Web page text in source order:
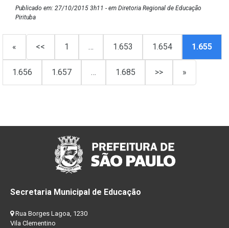
Publicado em: 27/10/2015 3h11 - em Diretoria Regional de Educação
Pirituba
« << 1 … 1.653 1.654 1.655
1.656 1.657 … 1.685 >> »
Secretaria Municipal de Educação
Rua Borges Lagoa, 1230
Vila Clementino